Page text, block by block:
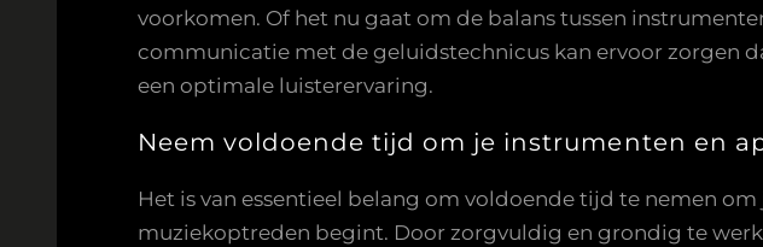
voorkomen. Of het nu gaat om de balans tussen
communicatie met de geluidstechnicus kan ervoor zorgen
een optimale luisterervaring.
Neem voldoende tijd om je instrumenten en
Het is van essentieel belang om voldoende tijd te nemen
muziekoptreden begint. Door zorgvuldig en grondig te